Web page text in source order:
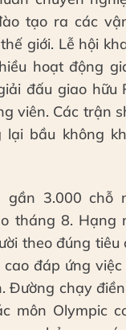
tạo ra các
giới. Lễ hội
hoạt động
đấu giao hữu
viên. Các trận
lại bầu không
gần 3.000 chỗ
tháng 8. Hạng
theo đúng tiêu
đáp ứng
Đường chạy
môn Olympic